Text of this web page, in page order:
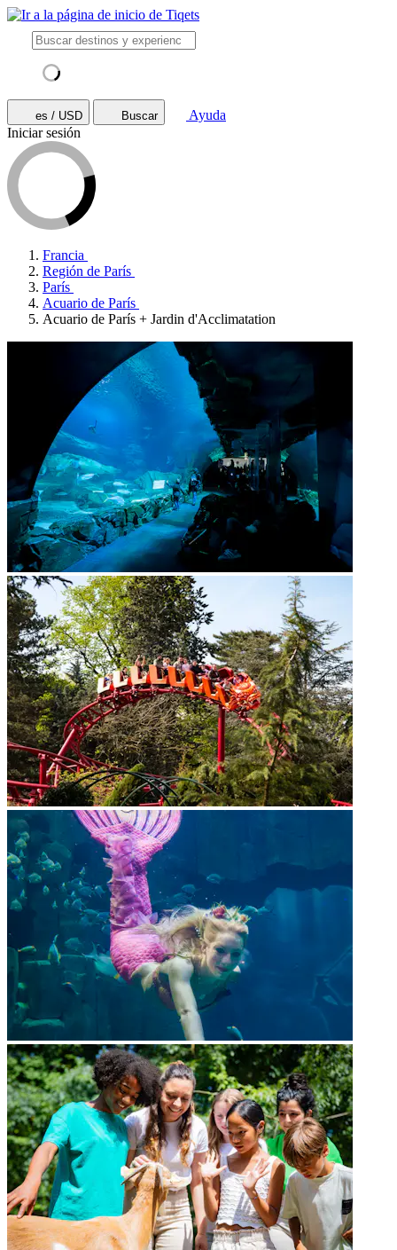
es / USD Buscar
Ayuda
Iniciar sesión
Francia
Región de París
París
Acuario de París
Acuario de París + Jardin d'Acclimatation